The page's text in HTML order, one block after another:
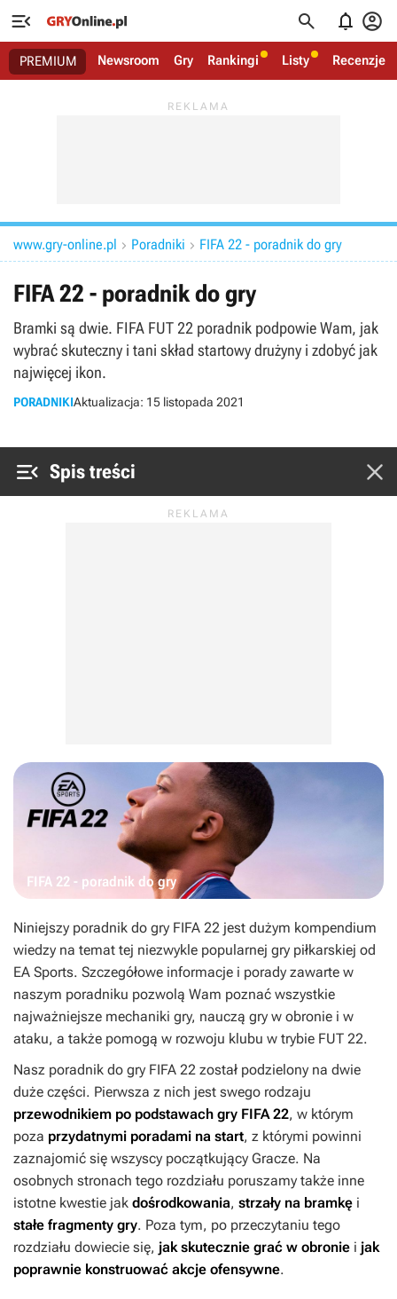
   
PREMIUM Newsroom Gry Rankingi Listy Recenzje
www.gry-online.pl  Poradniki  FIFA 22 - poradnik do gry
FIFA 22 - poradnik do gry
Bramki są dwie. FIFA FUT 22 poradnik podpowie Wam, jak
wybrać skuteczny i tani skład startowy drużyny i zdobyć jak
najwięcej ikon.
PORADNIKIAktualizacja: 15 listopada 2021
 Spis treści 
FIFA 22 - poradnik do gry
Niniejszy poradnik do gry FIFA 22 jest dużym kompendium
wiedzy na temat tej niezwykle popularnej gry piłkarskiej od
EA Sports. Szczegółowe informacje i porady zawarte w
naszym poradniku pozwolą Wam poznać wszystkie
najważniejsze mechaniki gry, nauczą gry w obronie i w
ataku, a także pomogą w rozwoju klubu w trybie FUT 22.
Nasz poradnik do gry FIFA 22 został podzielony na dwie
duże części. Pierwsza z nich jest swego rodzaju
przewodnikiem po podstawach gry FIFA 22, w którym
poza przydatnymi poradami na start, z którymi powinni
zaznajomić się wszyscy początkujący Gracze. Na
osobnych stronach tego rozdziału poruszamy także inne
istotne kwestie jak dośrodkowania, strzały na bramkę i
stałe fragmenty gry. Poza tym, po przeczytaniu tego
rozdziału dowiecie się, jak skutecznie grać w obronie i jak
poprawnie konstruować akcje ofensywne.